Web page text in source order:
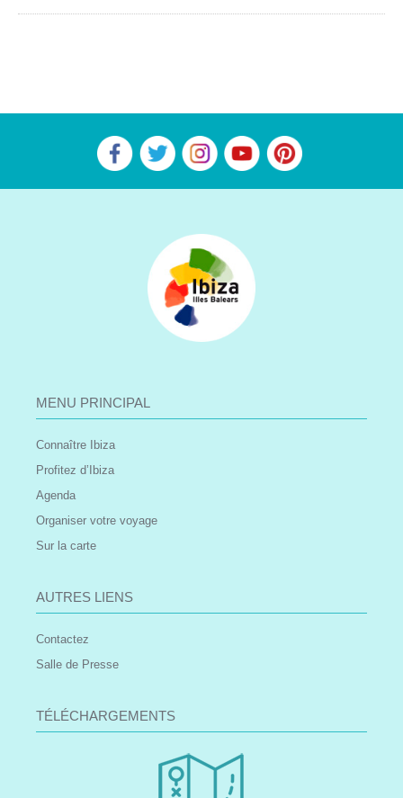
MENU PRINCIPAL
Connaître Ibiza
Profitez d’Ibiza
Agenda
Organiser votre voyage
Sur la carte
AUTRES LIENS
Contactez
Salle de Presse
TÉLÉCHARGEMENTS